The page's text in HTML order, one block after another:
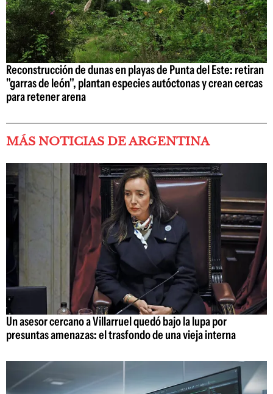
Reconstrucción de dunas en playas de Punta del Este: retiran
"garras de león", plantan especies autóctonas y crean cercas
para retener arena
MÁS NOTICIAS DE ARGENTINA
Un asesor cercano a Villarruel quedó bajo la lupa por
presuntas amenazas: el trasfondo de una vieja interna